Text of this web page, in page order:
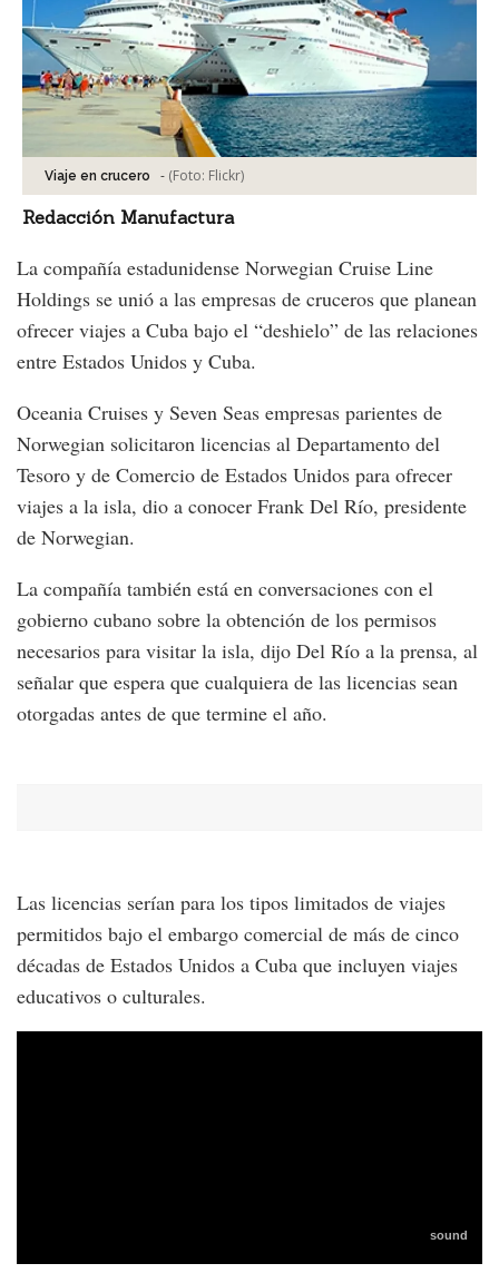
Viaje en crucero - (Foto: Flickr)
Redacción Manufactura
La compañía estadunidense Norwegian Cruise Line
Holdings se unió a las empresas de cruceros que planean
ofrecer viajes a Cuba bajo el “deshielo” de las relaciones
entre Estados Unidos y Cuba.
Oceania Cruises y Seven Seas empresas parientes de
Norwegian solicitaron licencias al Departamento del
Tesoro y de Comercio de Estados Unidos para ofrecer
viajes a la isla, dio a conocer Frank Del Río, presidente
de Norwegian.
La compañía también está en conversaciones con el
gobierno cubano sobre la obtención de los permisos
necesarios para visitar la isla, dijo Del Río a la prensa, al
señalar que espera que cualquiera de las licencias sean
otorgadas antes de que termine el año.
Las licencias serían para los tipos limitados de viajes
permitidos bajo el embargo comercial de más de cinco
décadas de Estados Unidos a Cuba que incluyen viajes
educativos o culturales.